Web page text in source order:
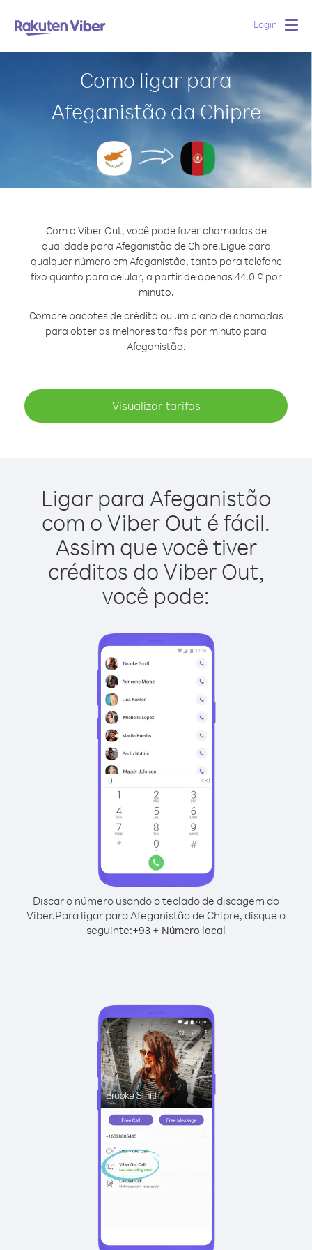
Login
Como ligar para
Afeganistão da Chipre
Com o Viber Out, você pode fazer chamadas de
qualidade para Afeganistão de Chipre.Ligue para
qualquer número em Afeganistão, tanto para telefone
fixo quanto para celular, a partir de apenas 44.0 ¢ por
minuto.
Compre pacotes de crédito ou um plano de chamadas
para obter as melhores tarifas por minuto para
Afeganistão.
Visualizar tarifas
Ligar para Afeganistão
com o Viber Out é fácil.
Assim que você tiver
créditos do Viber Out,
você pode:
Discar o número usando o teclado de discagem do
Viber.Para ligar para Afeganistão de Chipre, disque o
seguinte:+93 + Número local